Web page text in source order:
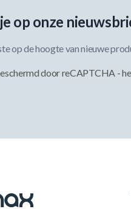
op onze
op de hoogte van nieuwe
door reCAPTCHA -